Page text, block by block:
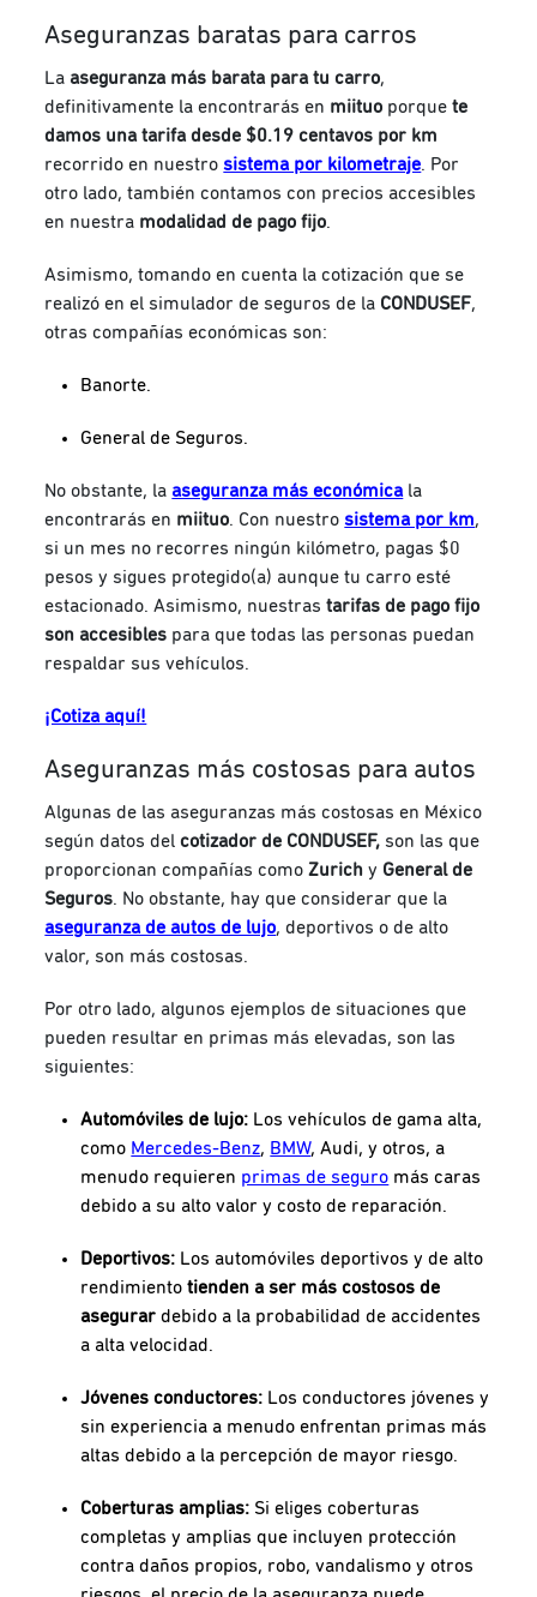
Aseguranzas baratas para carros
La aseguranza más barata para tu carro,
definitivamente la encontrarás en miituo porquete
damos una tarifa desde $0.19 centavos por km
recorrido en nuestrosistema por kilometraje. Por
otro lado, también contamos con precios accesibles
en nuestra modalidad de pago fijo.
Asimismo, tomando en cuenta la cotización que se
realizó en el simulador de seguros de la CONDUSEF,
otras compañías económicas son:
Banorte.
General de Seguros.
No obstante, la aseguranza más económica la
encontrarás en miituo. Con nuestrosistema por km,
si un mes no recorres ningún kilómetro, pagas $0
pesos y sigues protegido(a) aunque tu carro esté
estacionado. Asimismo, nuestrastarifas de pago fijo
son accesibles para que todas las personas puedan
respaldar sus vehículos.
¡Cotiza aquí!
Aseguranzas más costosas para autos
Algunas de las aseguranzas más costosas en México
según datos delcotizador de CONDUSEF, son las que
proporcionan compañías comoZurich y General de
Seguros. No obstante, hay que considerar que la
aseguranza de autos de lujo, deportivos o de alto
valor, son más costosas.
Por otro lado, algunos ejemplos de situaciones que
pueden resultar en primas más elevadas, son las
siguientes:
Automóviles de lujo: Los vehículos de gama alta,
como Mercedes-Benz, BMW, Audi, y otros, a
menudo requieren primas de seguro más caras
debido a su alto valor y costo de reparación.
Deportivos: Los automóviles deportivos y de alto
rendimientotienden a ser más costosos de
asegurardebido a la probabilidad de accidentes
a alta velocidad.
Jóvenes conductores: Los conductores jóvenes y
sin experiencia a menudo enfrentan primas más
altas debido a la percepción de mayor riesgo.
Coberturas amplias: Si eliges coberturas
completas y amplias que incluyen protección
contra daños propios, robo, vandalismo y otros